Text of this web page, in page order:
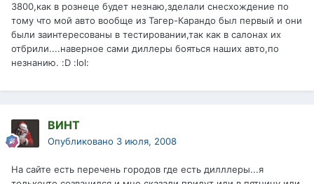
3800,как в рознеце будет незнаю,зделали снесхождение по
тому что мой авто вообще из Тагер-Карандо был первый и они
были заинтересованы в тестировании,так как в салонах их
отбрили....наверное сами диллеры бояться наших авто,по
незнанию. :D :lol:
ВИНТ
Опубликовано 3 июля, 2008
На сайте есть перечень городов где есть дилллеры...я